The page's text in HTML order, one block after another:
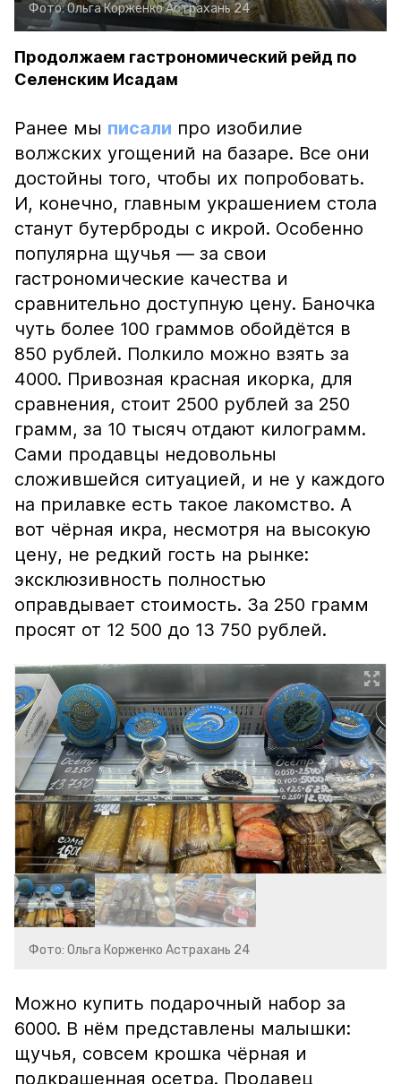
Фото:Ольга КорженкоАстрахань 24
Продолжаем гастрономический рейд по
Селенским Исадам
Ранее мы писали про изобилие
волжских угощений на базаре. Все они
достойны того, чтобы их попробовать.
И, конечно, главным украшением стола
станут бутерброды с икрой. Особенно
популярна щучья — за свои
гастрономические качества и
сравнительно доступную цену. Баночка
чуть более 100 граммов обойдётся в
850 рублей. Полкило можно взять за
4000. Привозная красная икорка, для
сравнения, стоит 2500 рублей за 250
грамм, за 10 тысяч отдают килограмм.
Сами продавцы недовольны
сложившейся ситуацией, и не у каждого
на прилавке есть такое лакомство. А
вот чёрная икра, несмотря на высокую
цену, не редкий гость на рынке:
эксклюзивность полностью
оправдывает стоимость. За 250 грамм
просят от 12 500 до 13 750 рублей.
Фото: Ольга Корженко Астрахань 24
Можно купить подарочный набор за
6000. В нём представлены малышки:
щучья, совсем крошка чёрная и
подкрашенная осетра. Продавец